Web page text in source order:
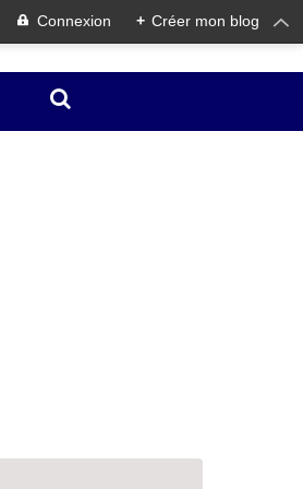
Connexion + Créer mon blog